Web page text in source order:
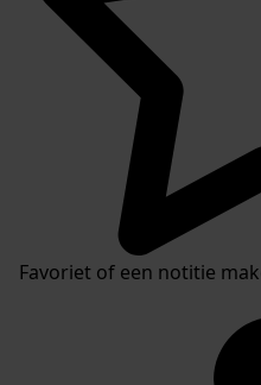
Favoriet of een notitie